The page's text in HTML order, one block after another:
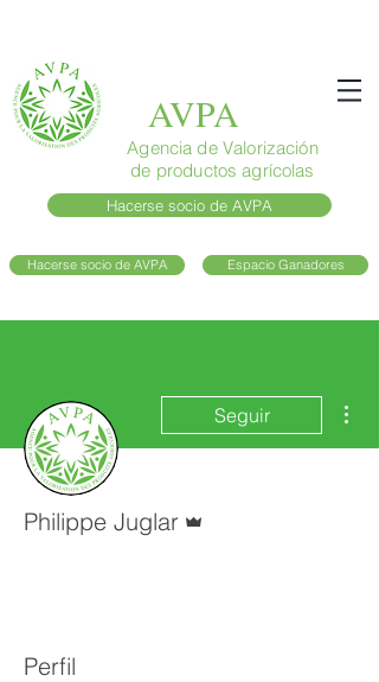
AVPA
Agencia de Valorización
de productos agrícolas
Hacerse socio de AVPA
Hacerse socio de AVPA Espacio Ganadores
Seguir
Philippe Juglar
Perfil